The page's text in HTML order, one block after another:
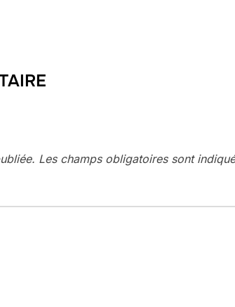
Les champs obligatoires sont